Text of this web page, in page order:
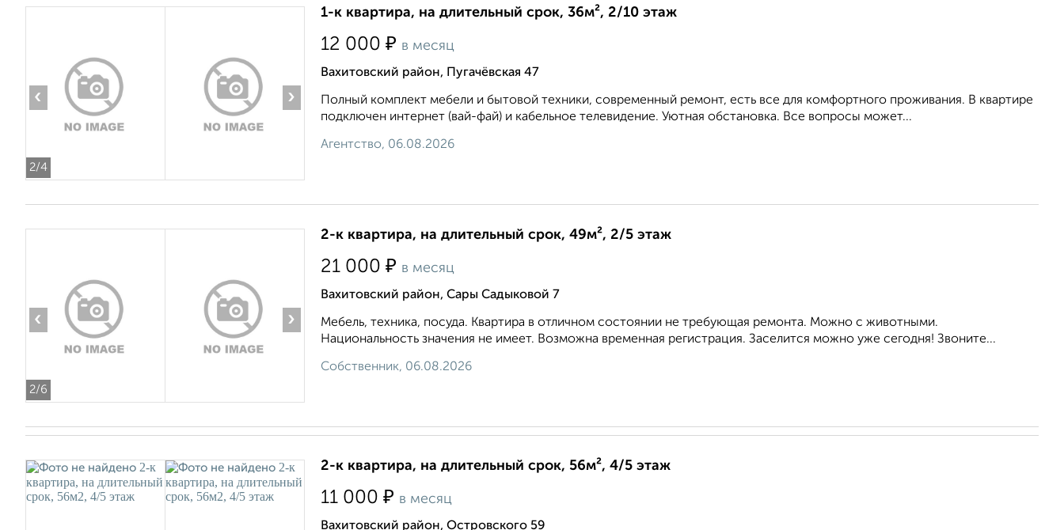
2/4
‹ ›
1-к квартира, на длительный срок, 36м², 2/10 этаж
12 000 ₽ в месяц
Вахитовский район, Пугачёвская 47
Полный комплект мебели и бытовой техники, современный ремонт, есть все для комфортного проживания. В квартире
подключен интернет (вай-фай) и кабельное телевидение. Уютная обстановка. Все вопросы может...
Агентство, 06.08.2026
2/6
‹ ›
2-к квартира, на длительный срок, 49м², 2/5 этаж
21 000 ₽ в месяц
Вахитовский район, Сары Садыковой 7
Мебель, техника, посуда. Квартира в отличном состоянии не требующая ремонта. Можно с животными.
Национальность значения не имеет. Возможна временная регистрация. Заселится можно уже сегодня! Звоните...
Собственник, 06.08.2026
2-к квартира, на длительный срок, 56м², 4/5 этаж
11 000 ₽ в месяц
Вахитовский район, Островского 59